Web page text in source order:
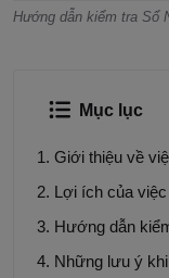
Hướng dẫn kiểm tra Sổ
Mục lục
Giới thiệu về
Lợi ích của
Hướng dẫn
Những lưu ý